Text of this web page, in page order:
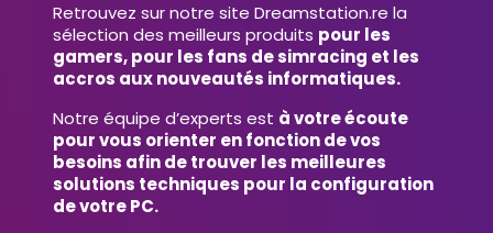
Retrouvez sur notre site Dreamstation.re la
sélection des meilleurs produits pour les
gamers, pour les fans de simracing et les
accros aux nouveautés informatiques.
Notre équipe d’experts est à votre écoute
pour vous orienter en fonction de vos
besoins afin de trouver les meilleures
solutions techniques pour la configuration
de votre PC.